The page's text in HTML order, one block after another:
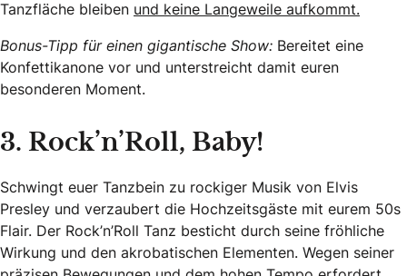
Tanzfläche bleiben und keine Langeweile aufkommt.
Bonus-Tipp für einen gigantische Show: Bereitet eine
Konfettikanone vor und unterstreicht damit euren
besonderen Moment.
3. Rock’n’Roll, Baby!
Schwingt euer Tanzbein zu rockiger Musik von Elvis
Presley und verzaubert die Hochzeitsgäste mit eurem 50s
Flair. Der Rock’n’Roll Tanz besticht durch seine fröhliche
Wirkung und den akrobatischen Elementen. Wegen seiner